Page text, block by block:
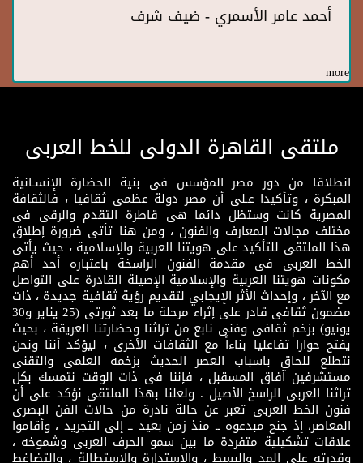
أحمد عامر الأسمري - ضيف شرف
more
ملتقى القاهرة الدولى للخط العربى
انطلاقا من دور مصر المؤسس فى بنية الحضارة الإنسـانية
المبكرة ، وتأكيدا عـلى أن مصر دولة عظمى ثقافيا ، فالثقافة
المصرية كانت وستظل دائما هى قاطرة التقدم والرقى فى
مختلف مجالات المعارف والفنون ، ومن هنا تأتى ضرورة إطلاق
هذا الملتقى للتأكيد على هويتنا العربية والإسلامية ، حيث يأتى
الخط العربى فى مقدمة الفنون الراسخة باعتباره أحد أهم
مكونات هويتنا العربية والإسلامية الإصيلة القادرة على التواصل
مع الآخر ، وإحداث الأثر الإيجابي لتقديم رؤية ثقافية جديدة ، ذات
مضمون ثقافى قادر على إثراء مرحلة ما بعد ثورتى (25 يناير و30
يونيو) بزخم ثقافى وفنى نابع من تراثنا وحضارتنا العريقة ، بحيث
يفتح حوارا تفاعليا بناءاً مع الثقافات الأخرى ، ليؤكد أننا ونحن
نتطلع للحاق باسباب العصر الحديث بزخمه العلمى والتقنى
مستشرفين آفاق المسقبل ، فإننا فى ذات الوقت نتمسك بكل
تراثنا العربى الراسخ الأصيل . ولعلنا بهذا الملتقى نؤكد على أن
فنون الخط العربى تعبر عن حالة نادرة من حالات الفن البصرى
المعاصر، إذ جنح مبدعوه ــ منذ زمن بعيد ــ إلى التجريد ، وأقاموا
علاقات تشكيلية متفردة ما بين سمو الحرف العربى وشموخه ،
وقدرته على المد والبسط ، والاستدارة والاستطالة ، والتضاغط